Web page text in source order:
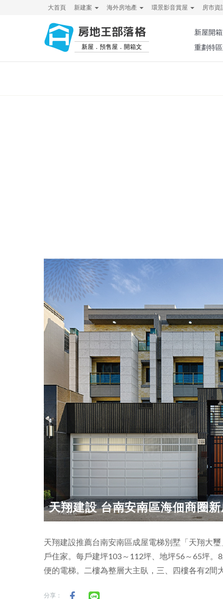
大首頁 新建案 海外房地產 環景影音賞屋 房市資
房地王部落格
新屋．預售屋．開箱文
新屋開
重劃特
天翔建設 台南安南區海佃商圈
天翔建設推薦台南安南區成屋電梯別墅「天翔大
戶住家。每戶建坪103～112坪、地坪56～65坪
便的電梯。二樓為整層大主臥，三、四樓各有2間
分享：